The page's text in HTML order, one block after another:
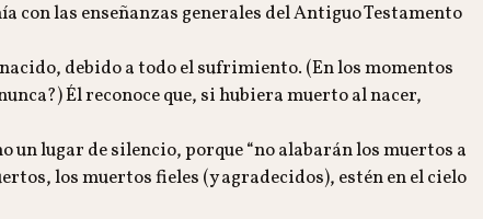
con las enseñanzas generales del Antiguo Testamento
debido a todo el sufrimiento. (En los momentos
Él reconoce que, si hubiera muerto al nacer,
un lugar de silencio, porque “no alabarán los muertos a
los muertos fieles (y agradecidos), estén en el cielo